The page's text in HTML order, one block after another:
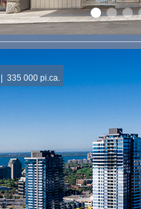
| 335 000 pi.ca.